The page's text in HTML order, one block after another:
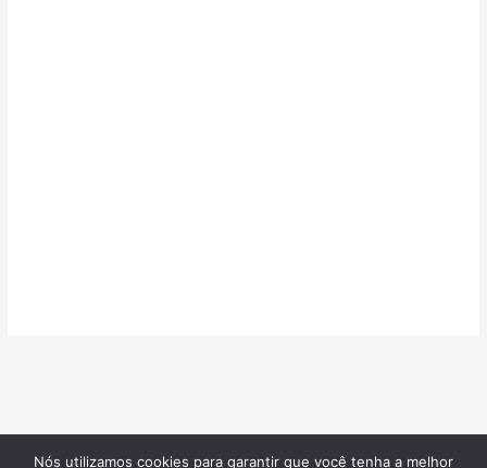
Nós utilizamos cookies para garantir que você tenha a melhor